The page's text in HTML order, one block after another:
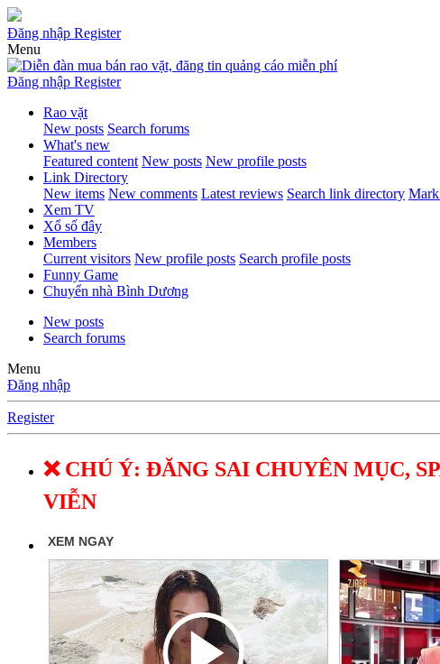
Đăng nhập Register
Menu
Đăng nhập Register
Rao vặt
New posts Search forums
What's new
Featured content New posts New profile posts
Link Directory
New items New comments Latest reviews Search link directory Mark
Xem TV
Xổ số đây
Members
Current visitors New profile posts Search profile posts
Funny Game
Chuyển nhà Bình Dương
New posts
Search forums
Menu
Đăng nhập
Register
❌ CHÚ Ý: ĐĂNG SAI CHUYÊN MỤC,
VIỄN